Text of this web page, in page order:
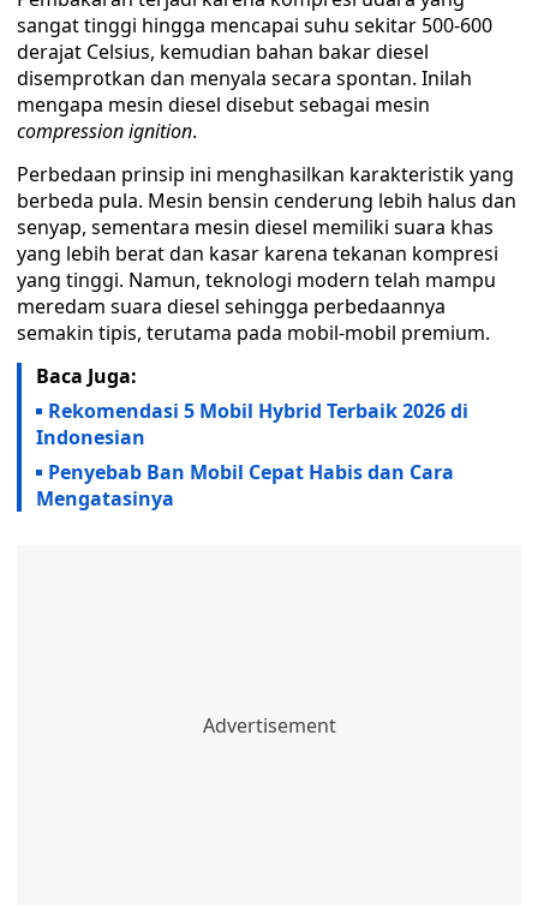
sangat tinggi hingga mencapai suhu sekitar 500-600
derajat Celsius, kemudian bahan bakar diesel
disemprotkan dan menyala secara spontan. Inilah
mengapa mesin diesel disebut sebagai mesin
compression ignition.
Perbedaan prinsip ini menghasilkan karakteristik yang
berbeda pula. Mesin bensin cenderung lebih halus dan
senyap, sementara mesin diesel memiliki suara khas
yang lebih berat dan kasar karena tekanan kompresi
yang tinggi. Namun, teknologi modern telah mampu
meredam suara diesel sehingga perbedaannya
semakin tipis, terutama pada mobil-mobil premium.
Baca Juga:
Rekomendasi 5 Mobil Hybrid Terbaik 2026 di
Indonesian
Penyebab Ban Mobil Cepat Habis dan Cara
Mengatasinya